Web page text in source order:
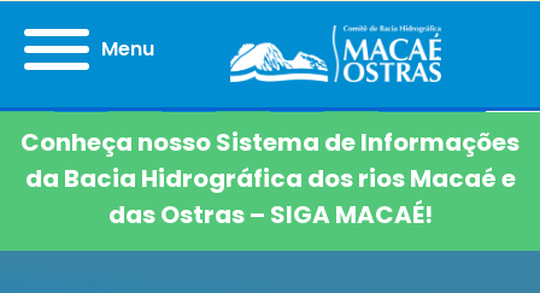
Menu
Conheça nosso Sistema de Informações
da Bacia Hidrográfica dos rios Macaé e
das Ostras – SIGA MACAÉ!